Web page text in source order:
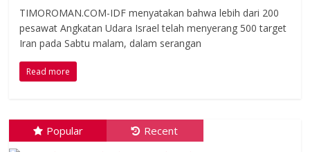
TIMOROMAN.COM-IDF menyatakan bahwa lebih dari 200
pesawat Angkatan Udara Israel telah menyerang 500 target
Iran pada Sabtu malam, dalam serangan
Read more
Popular Recent